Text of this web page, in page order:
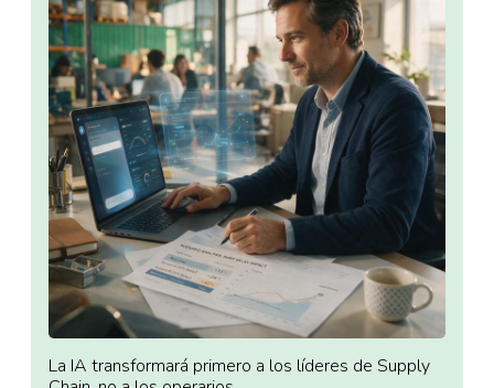
La IA transformará primero a los líderes de Supply